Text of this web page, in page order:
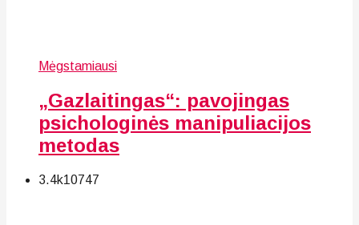
Mėgstamiausi
„Gazlaitingas“: pavojingas
psichologinės manipuliacijos
metodas
3.4k10747